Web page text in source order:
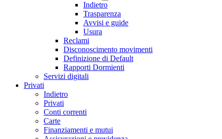
Indietro
Trasparenza
Avvisi e guide
Usura
Reclami
Disconoscimento movimenti
Definizione di Default
Rapporti Dormienti
Servizi digitali
Privati
Indietro
Privati
Conti correnti
Carte
Finanziamenti e mutui